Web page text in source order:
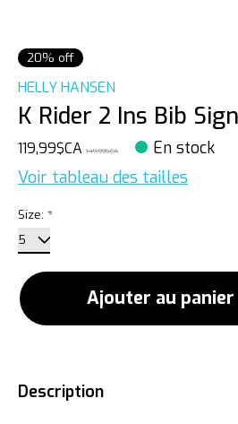
20% off
HELLY HANSEN
K Rider 2 Ins Bib
119,99$CA 149,99$CA En stock
Voir tableau des tailles
Size: *
Ajouter au panier
Description